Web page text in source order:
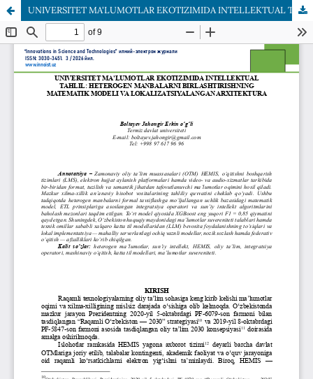
UNIVERSITET MA'LUMOTLAR EKOTIZIMIDA INTELLEKTUAL TAHLIL: HETEROGEN MANBALARNI BIRLASHTIRISHNING MATEMATIK MODELI VA LOKALIZATSIYALANGAN ARXITEKTURA